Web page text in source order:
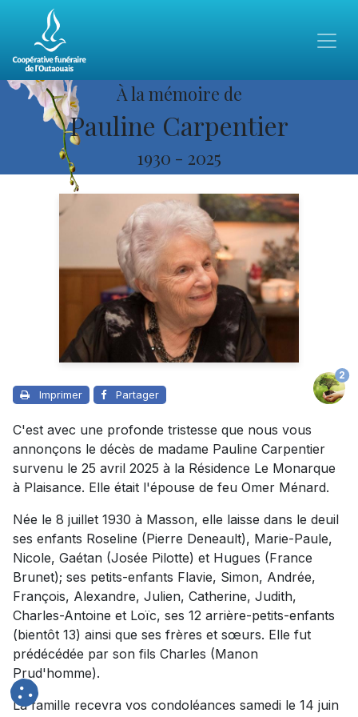
À la mémoire de
Pauline Carpentier
1930 - 2025
Imprimer Partager
2
C'est avec une profonde tristesse que nous vous
annonçons le décès de madame Pauline Carpentier
survenu le 25 avril 2025 à la Résidence Le Monarque
à Plaisance. Elle était l'épouse de feu Omer Ménard.
Née le 8 juillet 1930 à Masson, elle laisse dans le deuil
ses enfants Roseline (Pierre Deneault), Marie-Paule,
Nicole, Gaétan (Josée Pilotte) et Hugues (France
Brunet); ses petits-enfants Flavie, Simon, Andrée,
François, Alexandre, Julien, Catherine, Judith,
Charles-Antoine et Loïc, ses 12 arrière-petits-enfants
(bientôt 13) ainsi que ses frères et sœurs. Elle fut
prédécédée par son fils Charles (Manon
Prud'homme).
La famille recevra vos condoléances samedi le 14 juin